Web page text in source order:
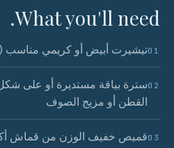
What you'll need.
01تيشيرت أبيض أو كريمي مناسب
02
القطن أو مزيج الصوف
03قميص خفيف الوزن من قماش